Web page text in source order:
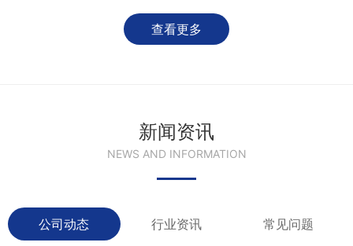
查看更多
新闻资讯
NEWS AND INFORMATION
公司动态 行业资讯 常见问题